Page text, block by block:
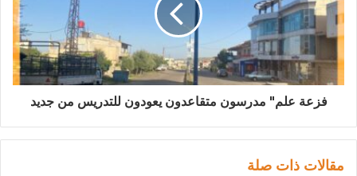
فزعة علم" مدرسون متقاعدون يعودون للتدريس من جديد
مقالات ذات صلة